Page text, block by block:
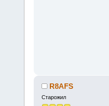
R8AFS
Старожил